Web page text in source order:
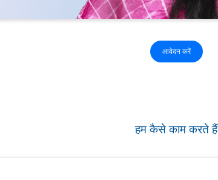
आवेदन करें
हम कैसे काम करते हैं